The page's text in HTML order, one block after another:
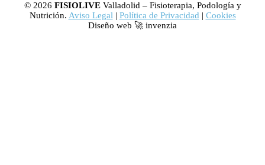
© 2026 FISIOLIVEValladolid – Fisioterapia, Podología y
Nutrición. Aviso Legal | Política de Privacidad | Cookies
Diseño web 🚀 invenzia